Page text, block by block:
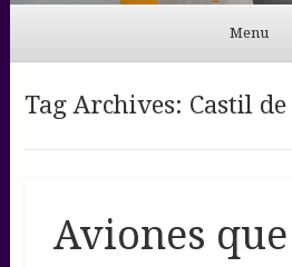
Menu
Tag Archives: Castil de
Aviones que